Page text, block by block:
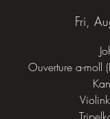
Fri,
Ouverture a-moll